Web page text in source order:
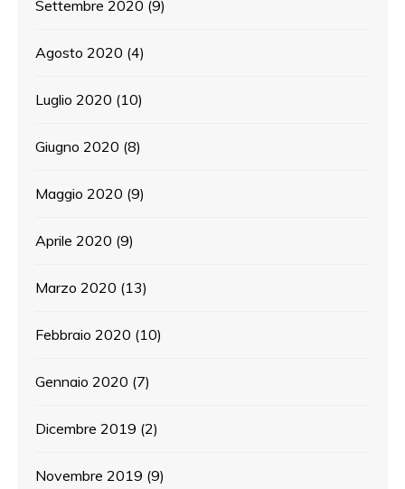
Settembre 2020 (9)
Agosto 2020 (4)
Luglio 2020 (10)
Giugno 2020 (8)
Maggio 2020 (9)
Aprile 2020 (9)
Marzo 2020 (13)
Febbraio 2020 (10)
Gennaio 2020 (7)
Dicembre 2019 (2)
Novembre 2019 (9)